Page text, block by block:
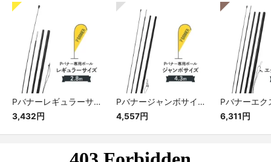
Pバナーレギュラーサイズ専用ポール
3,432円
Pバナージャンボサイズ専用ポール
4,557円
6,311円